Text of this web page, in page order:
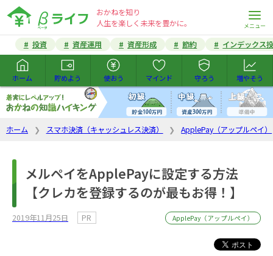
おかねを知り
人生を楽しく未来を豊かに。
投資
資産運用 資産形成 節約 インデックス
ホーム 貯めよう 使おう マインド 守ろう 増やそう
ホーム スマホ決済（キャッシュレス決済） ApplePay（アップルペイ）
メルペイをApplePayに設定する方法
【クレカを登録するのが最もお得！】
2019年11月25日 PR ApplePay（アップルペイ）